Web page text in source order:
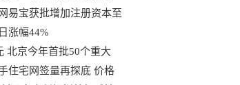
易宝获批增加注册资本至
涨幅44%
北京今年首批50个重大
住宅网签量再探底 价格